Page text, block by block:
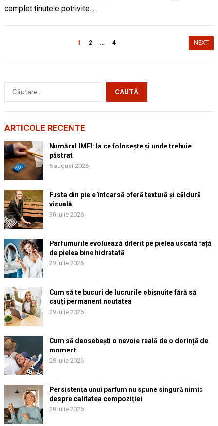
complet ținutele potrivite…
1 2 … 4 NEXT
Caută
după:
ARTICOLE RECENTE
Numărul IMEI: la ce folosește și unde trebuie
păstrat
5 august 2026
Fusta din piele întoarsă oferă textură și căldură
vizuală
30 iulie 2026
Parfumurile evoluează diferit pe pielea uscată față
de pielea bine hidratată
29 iulie 2026
Cum să te bucuri de lucrurile obișnuite fără să
cauți permanent noutatea
29 iulie 2026
Cum să deosebești o nevoie reală de o dorință de
moment
28 iulie 2026
Persistența unui parfum nu spune singură nimic
despre calitatea compoziției
20 iulie 2026